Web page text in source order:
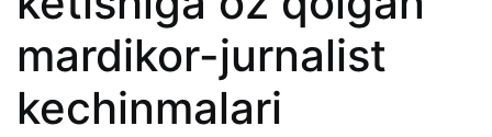
mardikor-jurnalist
kechinmalari